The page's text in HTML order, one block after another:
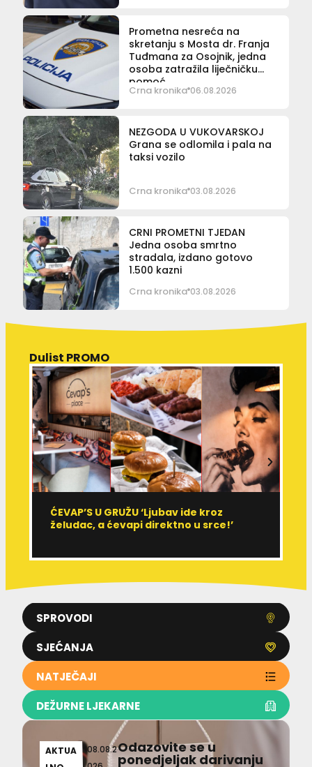
Prometna nesreća na
skretanju s Mosta dr. Franja
Tuđmana za Osojnik, jedna
osoba zatražila liječničku
pomoć
Crna kronika 06.08.2026
NEZGODA U VUKOVARSKOJ
Grana se odlomila i pala na
taksi vozilo
Crna kronika 03.08.2026
CRNI PROMETNI TJEDAN
Jedna osoba smrtno
stradala, izdano gotovo
1.500 kazni
Crna kronika 03.08.2026
SPROVODI
SJEĆANJA
NATJEČAJI
DEŽURNE LJEKARNE
Dulist PROMO
ĆEVAP’S U GRUŽU ‘Ljubav ide kroz
želudac, a ćevapi direktno u srce!’
AKTUA
08.08.2Odazovite se u
ponedjeljak darivanju